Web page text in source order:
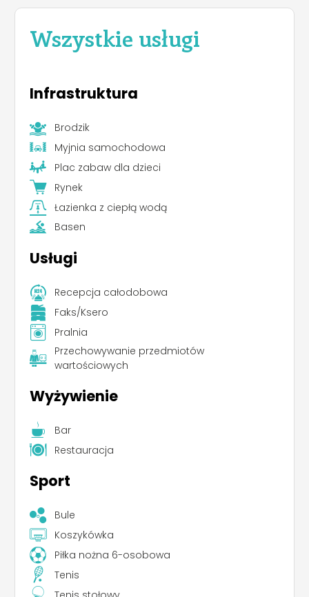
Wszystkie usługi
Infrastruktura
Brodzik
Myjnia samochodowa
Plac zabaw dla dzieci
Rynek
Łazienka z ciepłą wodą
Basen
Usługi
Recepcja całodobowa
Faks/Ksero
Pralnia
Przechowywanie przedmiotów
wartościowych
Wyżywienie
Bar
Restauracja
Sport
Bule
Koszykówka
Piłka nożna 6-osobowa
Tenis